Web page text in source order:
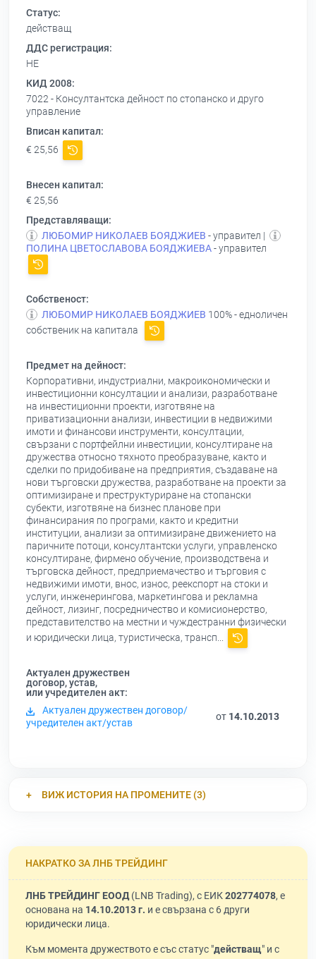
Статус:
действащ
ДДС регистрация:
НЕ
КИД 2008:
7022 - Консултантска дейност по стопанско и друго
управление
Вписан капитал:
€ 25,56
Внесен капитал:
€ 25,56
Представляващи:
ЛЮБОМИР НИКОЛАЕВ БОЯДЖИЕВ - управител |
ПОЛИНА ЦВЕТОСЛАВОВА БОЯДЖИЕВА- управител
Собственост:
ЛЮБОМИР НИКОЛАЕВ БОЯДЖИЕВ 100% - едноличен
собственик на капитала
Предмет на дейност:
Корпоративни, индустриални, макроикономически и
инвестиционни консултации и анализи, разработване
на инвестиционни проекти, изготвяне на
приватизационни анализи, инвестиции в недвижими
имоти и финансови инструменти, консултации,
свързани с портфейлни инвестиции, консултиране на
дружества относно тяхното преобразуване, както и
сделки по придобиване на предприятия, създаване на
нови търговски дружества, разработване на проекти за
оптимизиране и преструктуриране на стопански
субекти, изготвяне на бизнес планове при
финансирания по програми, както и кредитни
институции, анализи за оптимизиране движението на
паричните потоци, консултантски услуги, управленско
консултиране, фирмено обучение, производствена и
търговска дейност, предприемачество и търговия с
недвижими имоти, внос, износ, реекспорт на стоки и
услуги, инженерингова, маркетингова и рекламна
дейност, лизинг, посредничество и комисионерство,
представителство на местни и чуждестранни физически
и юридически лица, туристическа, трансп...
Актуален дружествен
договор, устав,
или учредителен акт:
Актуален дружествен договор/
учредителен акт/устав
от 14.10.2013
ВИЖ ИСТОРИЯ НА ПРОМЕНИТЕ (3)
НАКРАТКО ЗА ЛНБ ТРЕЙДИНГ
ЛНБ ТРЕЙДИНГ ЕООД(LNB Trading), с ЕИК202774078, е
основана на 14.10.2013 г. и е свързана с 6 други
юридически лица.
Към момента дружеството е със статус "действащ" и с